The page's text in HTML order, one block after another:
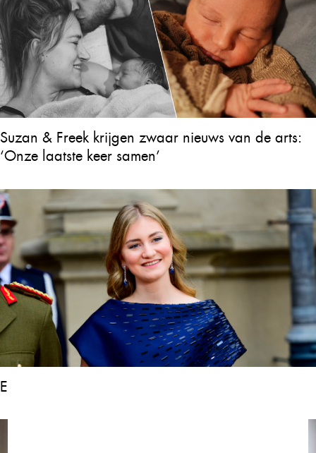
Suzan & Freek krijgen zwaar nieuws van de arts:
‘Onze laatste keer samen’
Er is groot nieuws over kroonprinses Elisabeth